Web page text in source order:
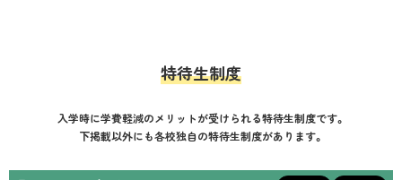
特待生制度
入学時に学費軽減のメリットが受けられる特待生制度です。
下掲載以外にも各校独自の特待生制度があります。